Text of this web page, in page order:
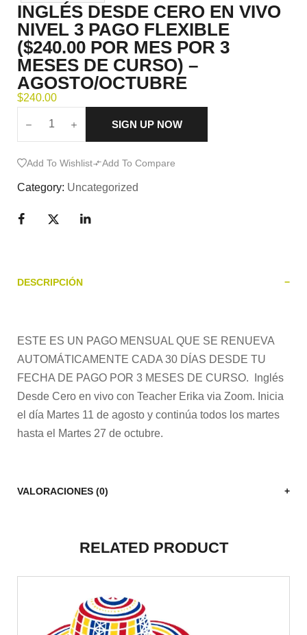
INGLÉS DESDE CERO EN VIVO
NIVEL 3 PAGO FLEXIBLE
($240.00 POR MES POR 3
MESES DE CURSO) –
AGOSTO/OCTUBRE
$240.00
SIGN UP NOW
Add To Wishlist Add To Compare
Category: Uncategorized
DESCRIPCIÓN
ESTE ES UN PAGO MENSUAL QUE SE RENUEVA
AUTOMÁTICAMENTE CADA 30 DÍAS DESDE TU
FECHA DE PAGO POR 3 MESES DE CURSO. Inglés
Desde Cero en vivo con Teacher Erika via Zoom. Inicia
el día Martes 11 de agosto y continúa todos los martes
hasta el Martes 27 de octubre.
VALORACIONES (0)
RELATED PRODUCT